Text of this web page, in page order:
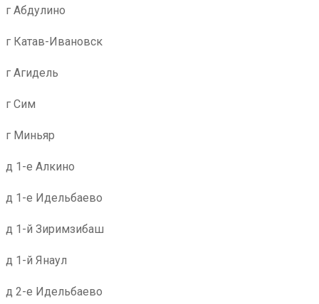
г Абдулино
г Катав-Ивановск
г Агидель
г Сим
г Миньяр
д 1-е Алкино
д 1-е Идельбаево
д 1-й Зиримзибаш
д 1-й Янаул
д 2-е Идельбаево